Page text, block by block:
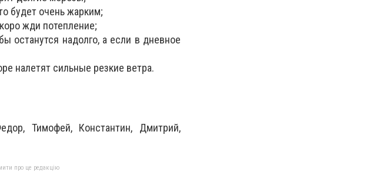
будет очень жарким;
жди потепление;
останутся надолго, а если в дневное
налетят сильные резкие ветра.
Тимофей, Константин, Дмитрий,
про це редакцію